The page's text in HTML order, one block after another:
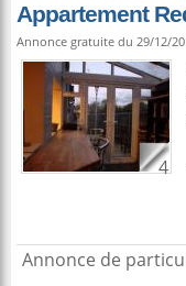
Appartement
Annonce gratuite du 29/12/
4
Annonce de